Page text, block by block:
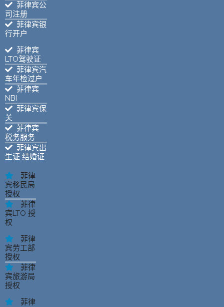
菲律宾公
司注册
菲律宾银
行开户
菲律宾
LTO驾驶证
菲律宾汽
车年检过户
菲律宾
NBI
菲律宾保
关
菲律宾
税务服务
菲律宾出
生证 结婚证
菲律
宾移民局
授权
菲律
宾LTO 授
权
菲律
宾劳工部
授权
菲律
宾旅游局
授权
菲律